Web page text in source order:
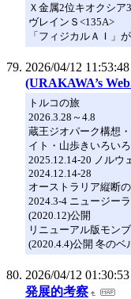
Ｘ金属2位キオクシア
ヴレインＳ<135A>
「フィジカルＡＩ」
2026/04/12 11:53:48
(URAKAWA’s
トルコの旅
2026.3.28～4.8
蔵王ジオパーク構想
イト・山歩きいろいろ
2025.12.14-20 ノルウ
2024.12.14-28
オーストラリア縦断
2024.3-4 ニュージー
(2020.12)公開
リニューアル版モン
(2020.4.4)公開 冬のベ
2026/04/12 01:30:53
発展的考察